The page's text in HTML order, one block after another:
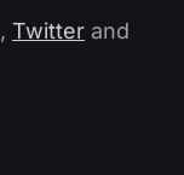
, Twitter and